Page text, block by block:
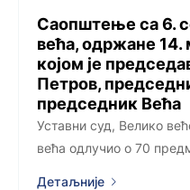
Саопштење са 6.
већа, одржанe 14.
којoм је
Петров,
председник Већа
Уставни суд, Велико
већа одлучио о 70
Детаљније